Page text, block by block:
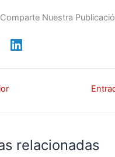
Nuestra
relacionadas